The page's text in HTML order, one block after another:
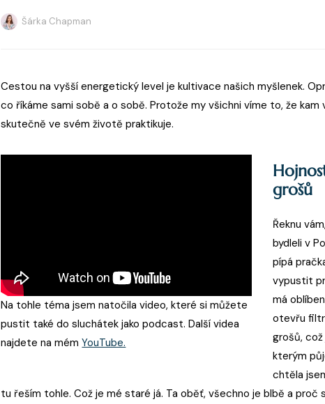
Šárka Chapman
Cestou na vyšší energetický level je kultivace našich myšlenek.
co říkáme sami sobě a o sobě. Protože my všichni víme to, že
skutečně ve svém životě praktikuje.
Na tohle téma jsem natočila video, které si můžete
pustit také do sluchátek jako podcast. Další videa
najdete na mémYouTube.
grošů
Řeknu
bydleli v
pípá
vypustit
má
otevřu filtr
grošů,
kterým
chtěla
tu řeším tohle. Což je mé staré já. Ta oběť, všechno je blbě a proč